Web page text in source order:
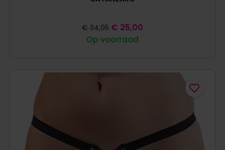
Op voorraad
€ 34,95 € 25,00